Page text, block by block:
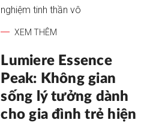
nghiệm tinh thần vô
XEM THÊM
Lumiere Essence
Peak: Không gian
sống lý tưởng dành
cho gia đình trẻ hiện